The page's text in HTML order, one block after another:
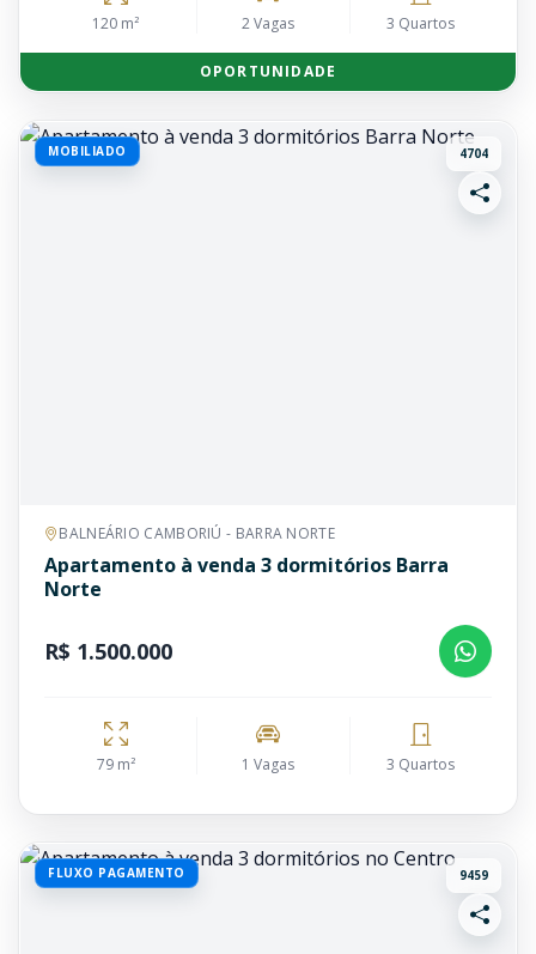
120 m² 2 Vagas 3 Quartos
OPORTUNIDADE
MOBILIADO 4704
BALNEÁRIO CAMBORIÚ - BARRA NORTE
Apartamento à venda 3 dormitórios Barra
Norte
R$ 1.500.000
79 m² 1 Vagas 3 Quartos
FLUXO PAGAMENTO 9459